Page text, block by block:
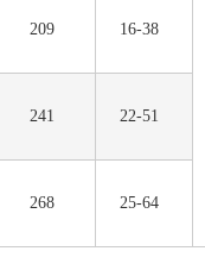
209 16-38
241 22-51
268 25-64